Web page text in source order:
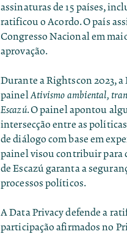
assinaturas de 15 países,
ratificou o Acordo. O país
Congresso Nacional em
aprovação.
Durante a Rightscon 2023, a
painelAtivismo ambiental,
Escazú. O painel apontou
intersecção entre as
de diálogo com base em
painel visou contribuir para
de Escazú garanta a
processos políticos.
A Data Privacy defende a
participação afirmados no